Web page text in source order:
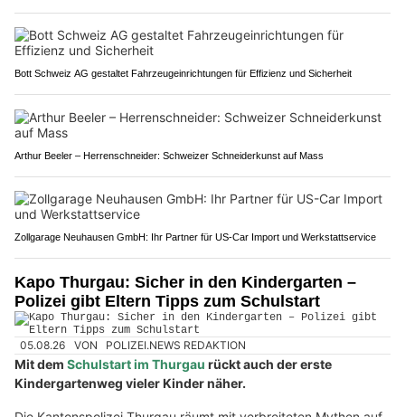
Bott Schweiz AG gestaltet Fahrzeugeinrichtungen für Effizienz und Sicherheit
Arthur Beeler – Herrenschneider: Schweizer Schneiderkunst auf Mass
Zollgarage Neuhausen GmbH: Ihr Partner für US-Car Import und Werkstattservice
Kapo Thurgau: Sicher in den Kindergarten –
Polizei gibt Eltern Tipps zum Schulstart
05.08.26 VON POLIZEI.NEWS REDAKTION
Mit dem Schulstart im Thurgau rückt auch der erste
Kindergartenweg vieler Kinder näher.